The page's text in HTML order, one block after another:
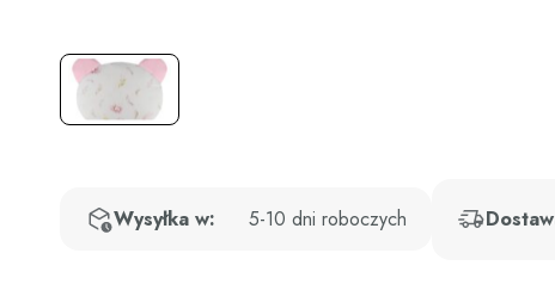
Wysyłka w: 5-10 dni roboczych